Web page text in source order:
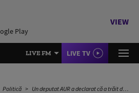
Play
VIEW
LIVE FM LIVE TV
Politică Un deputat AUR a declarat că a trăit din alocația copiilor și câștiguri la loto. Ciprian Ciubuc și-a amintit pe rând de alte venituri